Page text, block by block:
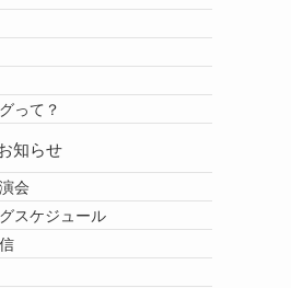
って？
知らせ
会
スケジュール